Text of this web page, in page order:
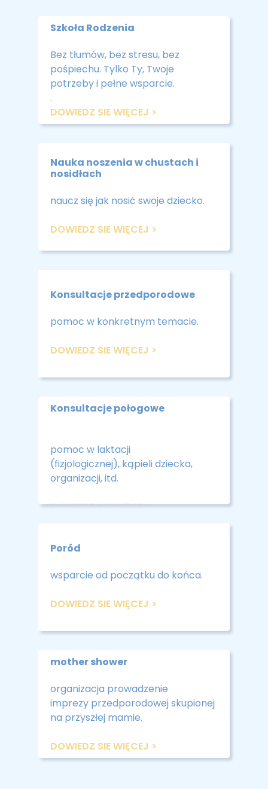
Szkoła Rodzenia
Bez tłumów, bez stresu, bez
pośpiechu. Tylko Ty, Twoje
potrzeby i pełne wsparcie.
.
DOWIEDZ SIE WIĘCEJ >
Konsultacje przedporodowe
pomoc w konkretnym temacie.
DOWIEDZ SIE WIĘCEJ >
Poród
wsparcie od początku do końca.
DOWIEDZ SIE WIĘCEJ >
Nauka noszenia w chustach i
nosidłach
naucz się jak nosić swoje dziecko.
DOWIEDZ SIE WIĘCEJ >
Konsultacje połogowe
pomoc w laktacji
(fizjologicznej), kąpieli dziecka,
organizacji, itd.
DOWIEDZ SIE WIĘCEJ >
mother shower
organizacja prowadzenie
imprezy przedporodowej skupionej
na przyszłej mamie.
DOWIEDZ SIE WIĘCEJ >